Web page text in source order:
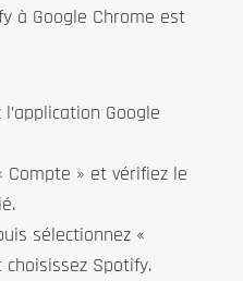
à Google Chrome est
Google
Compte » et vérifiez le
sélectionnez «
Spotify.